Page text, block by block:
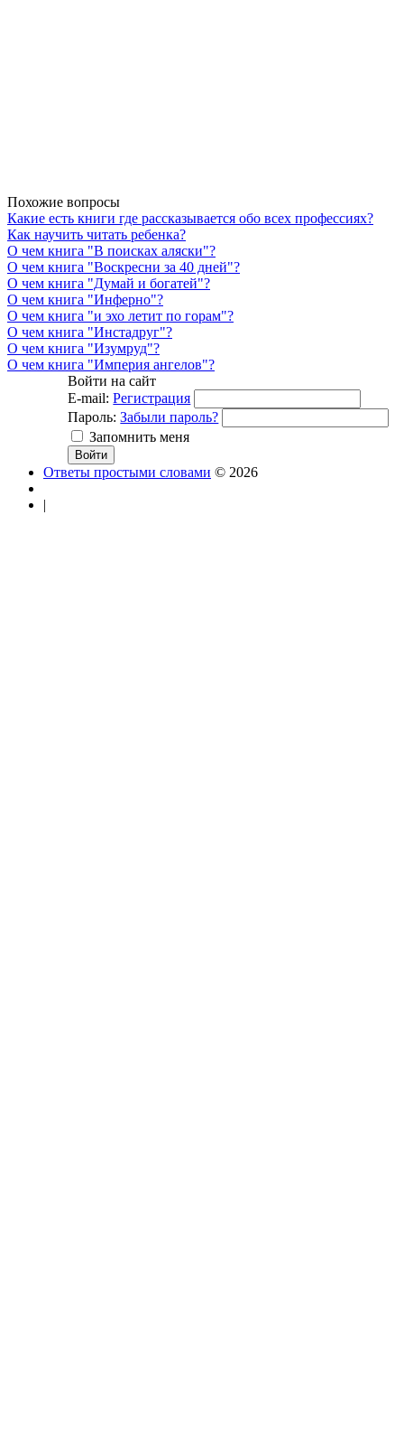
Похожие вопросы
Какие есть книги где рассказывается обо всех профессиях?
Как научить читать ребенка?
О чем книга "В поисках аляски"?
О чем книга "Воскресни за 40 дней"?
О чем книга "Думай и богатей"?
О чем книга "Инферно"?
О чем книга "и эхо летит по горам"?
О чем книга "Инстадруг"?
О чем книга "Изумруд"?
О чем книга "Империя ангелов"?
Войти на сайт
E-mail: Регистрация
Пароль: Забыли пароль?
Запомнить меня
Ответы простыми словами © 2026
|